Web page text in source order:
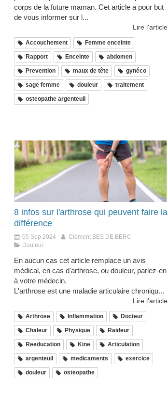
corps de la future maman. Cet article a pour but
de vous informer sur l...
Lire l'article
Accouchement Femme enceinte
Rapport Enceinte abdomen
Prevention maux de tête gynéco
sage femme douleur traitement
osteopathe argenteuil
8 infos sur l'arthrose qui peuvent faire la
différence
05 Sep 2024
Clément BES DE BERC
Douleur
En aucun cas cet article remplace un avis
médical, en cas d'arthrose, ou douleur, parlez-en
à votre médecin.
L'arthrose est une maladie articulaire chroniqu...
Lire l'article
Arthrose Inflammation Docteur
Chaleur Physique Raideur
Reeducation Kine Articulation
argenteuil medicaments exercice
douleur osteopathe